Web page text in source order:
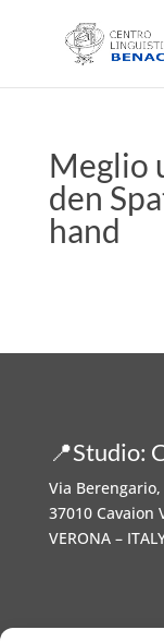
Meglio
den
hand
📍Studio:
Via Berengario,
37010 Cavaion
VERONA –